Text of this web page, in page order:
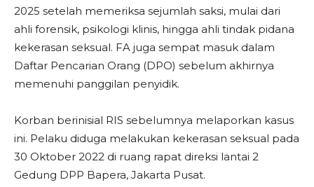
2025 setelah memeriksa sejumlah saksi, mulai dari
ahli forensik, psikologi klinis, hingga ahli tindak pidana
kekerasan seksual. FA juga sempat masuk dalam
Daftar Pencarian Orang (DPO) sebelum akhirnya
memenuhi panggilan penyidik.
Korban berinisial RIS sebelumnya melaporkan kasus
ini. Pelaku diduga melakukan kekerasan seksual pada
30 Oktober 2022 di ruang rapat direksi lantai 2
Gedung DPP Bapera, Jakarta Pusat.